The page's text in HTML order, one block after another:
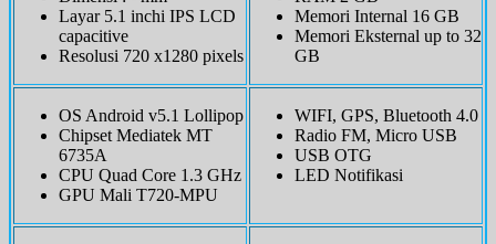
Layar 5.1 inchi IPS LCD
capacitive
Resolusi 720 x1280 pixels
Memori Internal 16 GB
Memori Eksternal up to 32
GB
OS Android v5.1 Lollipop
Chipset Mediatek MT
6735A
CPU Quad Core 1.3 GHz
GPU Mali T720-MPU
WIFI, GPS, Bluetooth 4.0
Radio FM, Micro USB
USB OTG
LED Notifikasi